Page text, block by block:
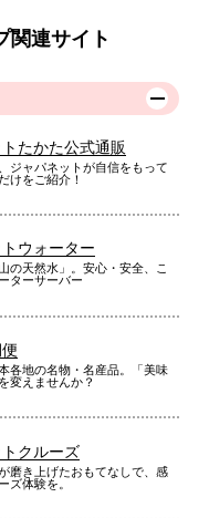
関連サイト
たかた公式通販
ジャパネットが自信をもって
けをご紹介！
ウォーター
の天然水」。安心・安全、こ
ターサーバー
各地の名物・名産品。「美味
変えませんか？
クルーズ
磨き上げたおもてなしで、感
ズ体験を。